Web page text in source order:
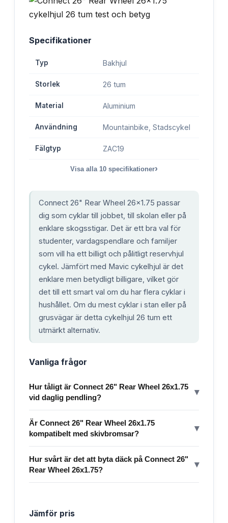
Specifikationer
Typ Bakhjul
Storlek 26 tum
Material Aluminium
Användning Mountainbike, Stadscykel
Fälgtyp ZAC19
Visa alla 10 specifikationer›
Connect 26" Rear Wheel 26x1.75 passar
dig som cyklar till jobbet, till skolan eller på
enklare skogsstigar. Det är ett bra val för
studenter, vardagspendlare och familjer
som vill ha ett billigt och pålitligt reservhjul
cykel. Jämfört med Mavic cykelhjul är det
enklare men betydligt billigare, vilket gör
det till ett smart val om du har flera cyklar i
hushållet. Om du mest cyklar i stan eller på
grusvägar är detta cykelhjul 26 tum ett
utmärkt alternativ.
Vanliga frågor
Hur tåligt är Connect 26" Rear Wheel 26x1.75
vid daglig pendling?
▾
Är Connect 26" Rear Wheel 26x1.75
kompatibelt med skivbromsar?
▾
Hur svårt är det att byta däck på Connect 26"
Rear Wheel 26x1.75?
▾
Jämför pris